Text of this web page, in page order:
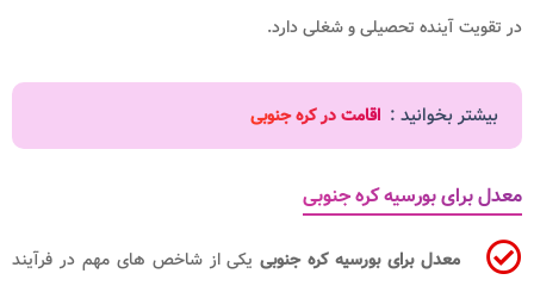
در تقویت آینده تحصیلی و شغلی دارد.
بیشتر بخوانید : اقامت در کره جنوبی
معدل برای بورسیه کره جنوبی
معدل برای بورسیه کره جنوبییکی از شاخص های مهم در فرآیند